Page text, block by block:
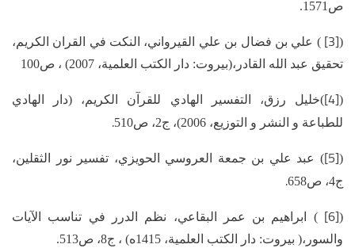
ص1571.
(
[3] ) علي بن فضال بن علي القيرواني، النكت في القران الكريم،
تحقيق عبد الله القادر،(بيروت: دار الكتب العلمية، 2007) ، ص100
(
[4])خليل رزق، التفسير الهادي للقرآن الكريم، (دار الهادي
للطباعة و النشر و التوزيع، 2006)، ج2، ص510
.
(
[5]) عبد علي بن جمعة العروسي الحويزي، تفسير نور الثقلين،
ج4، ص658
.
(
[6] ) ابراهيم بن عمر البقاعي، نظم الدرر في تناسب الآيات
والسور،( بيروت: دار الكتب العلمية، 1415ه) ، ج8، ص513.